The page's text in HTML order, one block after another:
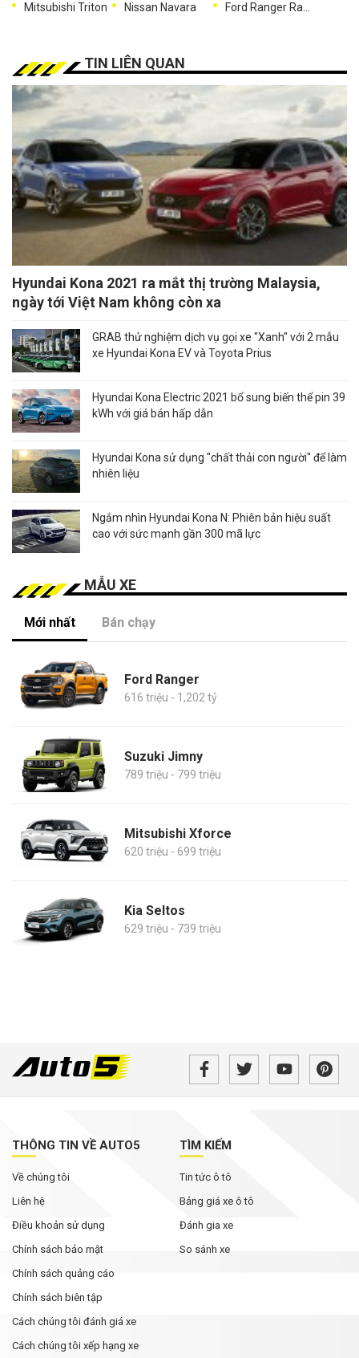
Mitsubishi Triton Nissan Navara Ford Ranger Raptor
TIN LIÊN QUAN
Hyundai Kona 2021 ra mắt thị trường Malaysia,
ngày tới Việt Nam không còn xa
GRAB thử nghiệm dịch vụ gọi xe "Xanh" với 2 mẫu
xe Hyundai Kona EV và Toyota Prius
Hyundai Kona Electric 2021 bổ sung biến thể pin 39
kWh với giá bán hấp dẫn
Hyundai Kona sử dụng "chất thải con người" để làm
nhiên liệu
Ngắm nhìn Hyundai Kona N: Phiên bản hiệu suất
cao với sức mạnh gần 300 mã lực
MẪU XE
Mới nhất Bán chạy
Ford Ranger
616 triệu - 1,202 tỷ
Suzuki Jimny
789 triệu - 799 triệu
Mitsubishi Xforce
620 triệu - 699 triệu
Kia Seltos
629 triệu - 739 triệu
THÔNG TIN VỀ AUTO5
Về chúng tôi
Liên hệ
Điều khoản sử dụng
Chính sách bảo mật
Chính sách quảng cáo
Chính sách biên tập
Cách chúng tôi đánh giá xe
Cách chúng tôi xếp hạng xe
TÌM KIẾM
Tin tức ô tô
Bảng giá xe ô tô
Đánh gia xe
So sánh xe